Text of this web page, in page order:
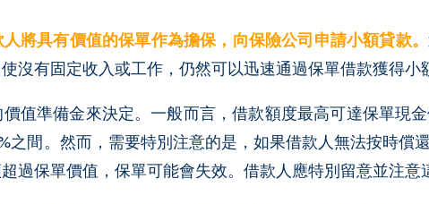
人將具有價值的保單作為擔保，向保險公司申請小額貸款。
沒有固定收入或工作，仍然可以迅速通過保單借款獲得小
值準備金來決定。一般而言，借款額度最高可達保單現
之間。然而，需要特別注意的是，如果借款人無法按時償
過保單價值，保單可能會失效。借款人應特別留意並注意